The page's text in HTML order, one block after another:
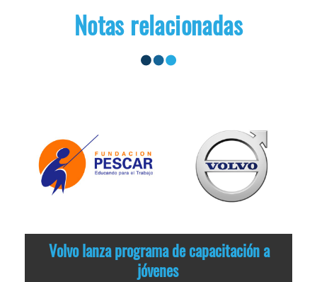
Notas relacionadas
Volvo lanza programa de capacitación a
jóvenes